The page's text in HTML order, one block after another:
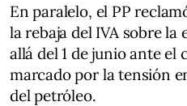
En paralelo, el PP
la rebaja del IVA sobre la
allá del 1 de junio ante
marcado por la tensión
del petróleo.